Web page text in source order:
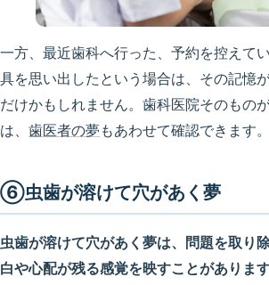
一方、最近歯科へ行った、予約を控えて
具を思い出したという場合は、その記憶
だけかもしれません。歯科医院そのもの
は、 歯医者の夢もあわせて確認できます。
⑥虫歯が溶けて穴があく夢
虫歯が溶けて穴があく夢は、問題を取り
白や心配が残る感覚を映すことがあります